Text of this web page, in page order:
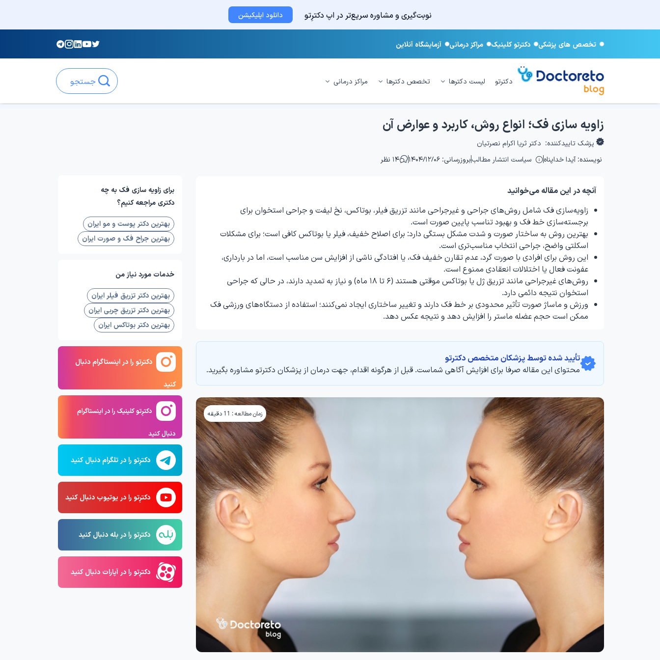
نوبت‌گیری و مشاوره سریع‌تر در اپ دکترِتو دانلود اپلیکیشن
تخصص های پزشکی دکترتو کلینیک مراکز درمانی آزمایشگاه آنلاین
دکترتو لیست دکترها تخصص دکترها مراکز درمانی جستجو
زاویه سازی فک؛ انواع روش، کاربرد و عوارض آن
پزشک تاییدکننده: دکتر ثریا اکرام نصرتیان
نویسنده: آیدا خداپناه سیاست انتشار مطالببروزرسانی: ۱۴۰۴/۱۲/۰۶ ۱۴ نظر
آنچه در این مقاله می‌خوانید
زاویه‌سازی فک شامل روش‌های جراحی و غیرجراحی مانند تزریق فیلر، بوتاکس، نخ لیفت و جراحی استخوان برای
برجسته‌سازی خط فک و بهبود تناسب پایین صورت است.
بهترین روش به ساختار صورت و شدت مشکل بستگی دارد: برای اصلاح خفیف، فیلر یا بوتاکس کافی است؛ برای مشکلات
اسکلتی واضح، جراحی انتخاب مناسب‌تری است.
این روش برای افرادی با صورت گرد، عدم تقارن خفیف فک، یا افتادگی ناشی از افزایش سن مناسب است، اما در بارداری،
عفونت فعال یا اختلالات انعقادی ممنوع است.
روش‌های غیرجراحی مانند تزریق ژل یا بوتاکس موقتی هستند (۶ تا ۱۸ ماه) و نیاز به تمدید دارند، در حالی که جراحی
استخوان نتیجه دائمی دارد.
ورزش و ماساژ صورت تأثیر محدودی بر خط فک دارند و تغییر ساختاری ایجاد نمی‌کنند؛ استفاده از دستگاه‌های ورزشی فک
ممکن است حجم عضله ماستر را افزایش دهد و نتیجه عکس دهد.
تأیید‌‌‌‌‌‌‌ شده توسط پزشکان متخصص دکترتو
محتوای این مقاله صرفا برای افزایش آگاهی شماست. قبل از هرگونه اقدام، جهت درمان از پزشکان دکترتو مشاوره بگیرید.
زمان مطالعه : 11 دقیقه
برای زاویه سازی فک به چه
دکتری مراجعه کنیم؟
بهترین دکتر پوست و مو ایران
بهترین جراح فک و صورت ایران
خدمات مورد نیاز من
بهترین دکتر تزریق فیلر ایران
بهترین دکتر تزریق چربی ایران
بهترین دکتر بوتاکس ایران
دکترتو را در اینستاگرام دنبال
کنید
دکترِتو کلینیک را در اینستاگرام
دنبال کنید
دکترِتو را در تلگرام دنبال کنید
دکترِتو را در یوتیوب دنبال کنید
دکترِتو را در بله دنبال کنید
دکترِتو را در آپارات دنبال کنید